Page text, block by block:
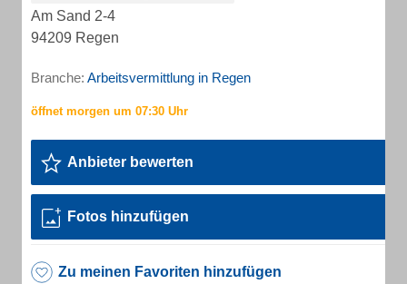
Am Sand 2-4
94209 Regen
Branche: Arbeitsvermittlung in Regen
Anbieter bewerten
Fotos hinzufügen
Zu meinen Favoriten hinzufügen